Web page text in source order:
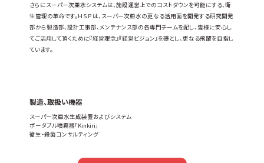
さらにスーパー次亜水システムは、施設運営上でのコストダウンを可能にする、衛
生管理の革命です。ＨＳＰは、スーパー次亜水の更なる活用面を開発する研究開発
部から製造部、設計工事部、メンテナンス部の各専門チームを配し、皆様に安心し
てご活用して頂くために『経営理念』『経営ビジョン』を礎とし、更なる飛躍を目指し
ています。
製造、取扱い機器
スーパー次亜水生成装置およびシステム
ポータブル噴霧器「Kinkiri」
衛生・殺菌コンサルティング